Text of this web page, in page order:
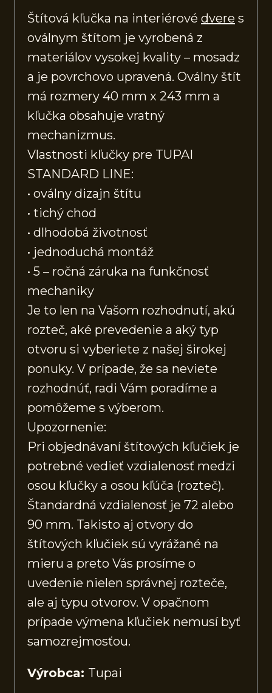
Štítová kľučka na interiérové dvere s
oválnym štítom je vyrobená z
materiálov vysokej kvality – mosadz
a je povrchovo upravená. Oválny štít
má rozmery 40 mm x 243 mm a
kľučka obsahuje vratný
mechanizmus.
Vlastnosti kľučky pre TUPAI
STANDARD LINE:
• oválny dizajn štítu
• tichý chod
• dlhodobá životnosť
• jednoduchá montáž
• 5 – ročná záruka na funkčnosť
mechaniky
Je to len na Vašom rozhodnutí, akú
rozteč, aké prevedenie a aký typ
otvoru si vyberiete z našej širokej
ponuky. V prípade, že sa neviete
rozhodnúť, radi Vám poradíme a
pomôžeme s výberom.
Upozornenie:
Pri objednávaní štítových kľučiek je
potrebné vedieť vzdialenosť medzi
osou kľučky a osou kľúča (rozteč).
Štandardná vzdialenosť je 72 alebo
90 mm. Takisto aj otvory do
štítových kľučiek sú vyrážané na
mieru a preto Vás prosíme o
uvedenie nielen správnej rozteče,
ale aj typu otvorov. V opačnom
prípade výmena kľučiek nemusí byť
samozrejmosťou.
Výrobca: Tupai